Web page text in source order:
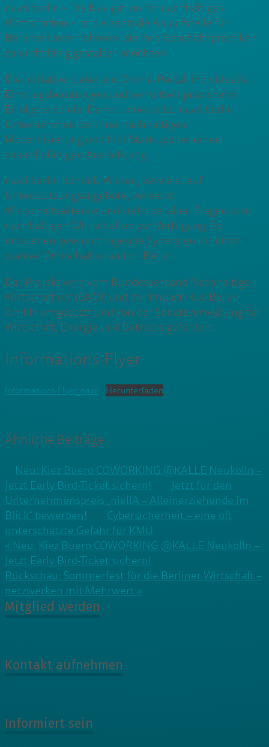
nawi.berlin – Die Navigation für nachhaltiges
Wirtschaften – ist die zentrale Anlaufstelle für
Berliner Unternehmen, die ihre Geschäftspraktiken
zukunftsfähig gestalten möchten.
Die Initiative bietet ein Online-Portal, individuelle
Einstiegsberatungen und vermittelt praxisnahe
Erfolgsbeispiele. Damit unterstützt nawi.berlin
Unternehmen bei ihrer nachhaltigen
Modernisierung und hilft Start-ups bei einer
zukunftsfähigen Ausrichtung.
nawi.berlin bündelt Wissen, verweist auf
Unterstützungsangebote, vernetzt
Wirtschaftsakteure und steht bei allen Fragen zum
nachhaltigen Wirtschaften zur Verfügung. So
entstehen gewinnbringende Synergien für einen
starken Wirtschaftsstandort Berlin.
Das Projekt wird vom Bundesverband Nachhaltige
Wirtschaft e.V. (BNW) und der Impact Hub Berlin
GmbH umgesetzt und von der Senatsverwaltung für
Wirtschaft, Energie und Betriebe gefördert.
Informations-Flyer
Informations-Flyer_nawi Herunterladen
Ähnliche Beiträge
Neu: Kiez Buero COWORKING @KALLE Neukölln –
Jetzt Early Bird-Ticket sichern!
Jetzt für den
Unternehmenspreis „niellA – Alleinerziehende im
Blick“ bewerben!
Cybersicherheit – eine oft
unterschätzte Gefahr für KMU
Beitragsnavigation
« Neu: Kiez Buero COWORKING @KALLE Neukölln –
Jetzt Early Bird-Ticket sichern!
Rückschau: Sommerfest für die Berliner Wirtschaft –
netzwerken mit Mehrwert »
Mitglied werden
Kontakt aufnehmen
Informiert sein